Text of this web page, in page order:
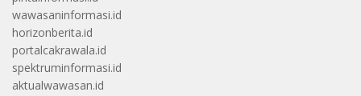
wawasaninformasi.id
horizonberita.id
portalcakrawala.id
spektruminformasi.id
aktualwawasan.id